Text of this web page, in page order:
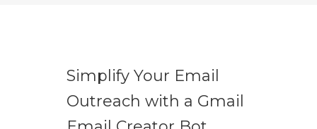
Simplify Your Email
Outreach with a Gmail